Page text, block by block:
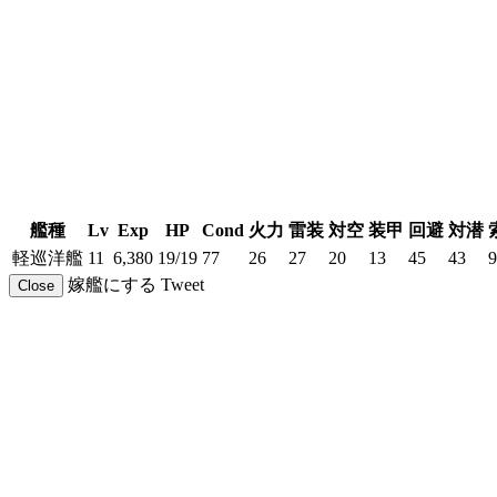
艦種 Lv Exp HP Cond 火力 雷装 対空 装甲 回避 対潜
軽巡洋艦 11 6,380 19/19 77 26 27 20 13 45 43 9
Close 嫁艦にする Tweet